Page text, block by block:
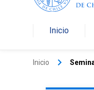
Inicio
Inicio keyboard_arrow_right